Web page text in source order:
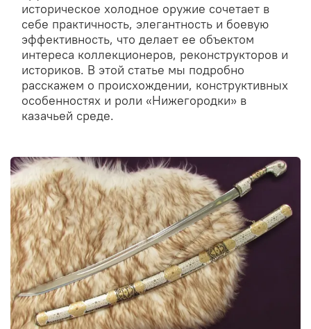
историческое холодное оружие сочетает в
себе практичность, элегантность и боевую
эффективность, что делает ее объектом
интереса коллекционеров, реконструкторов и
историков. В этой статье мы подробно
расскажем о происхождении, конструктивных
особенностях и роли «Нижегородки» в
казачьей среде.